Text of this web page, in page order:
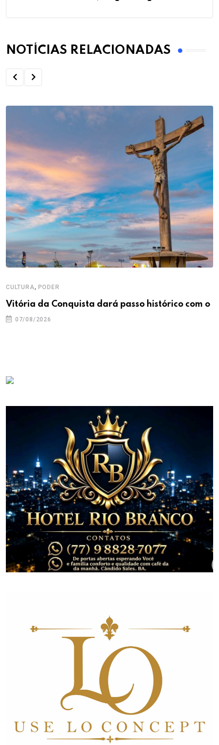
NOTÍCIAS RELACIONADAS
CULTURA, PODER
Vitória da Conquista dará passo histórico com o
07/08/2026